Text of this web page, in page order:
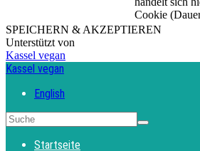
Cookie
SPEICHERN & AKZEPTIEREN
Unterstützt von
Kassel vegan
Kassel vegan
English
Startseite